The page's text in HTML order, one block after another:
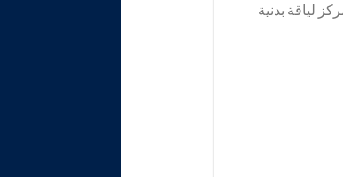
لياقة بدنية